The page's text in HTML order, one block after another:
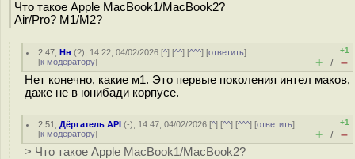
Что такое Apple MacBook1/MacBook2?
Air/Pro? M1/M2?
2.47 ,Нн (?), 14:22, 04/02/2026 [^] [^^] [^^^] [ответить]
[к модератору]
+1
+ / –
Нет конечно, какие м1. Это первые поколения интел маков,
даже не в юнибади корпусе.
2.51 ,Дёргатель API (-), 14:47, 04/02/2026 [^] [^^] [^^^] [ответить]
[к модератору]
+1
+ / –
> Что такое Apple MacBook1/MacBook2?